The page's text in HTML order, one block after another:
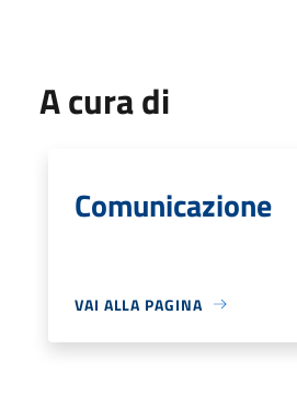
A cura di
Comunicazione
VAI ALLA PAGINA